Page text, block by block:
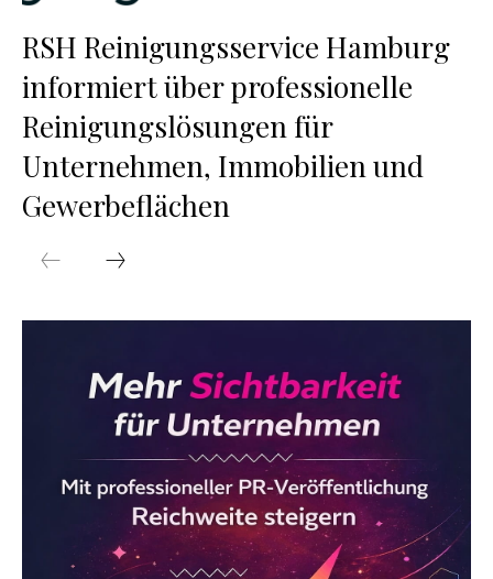
RSH Reinigungsservice Hamburg
informiert über professionelle
Reinigungslösungen für
Unternehmen, Immobilien und
Gewerbeflächen